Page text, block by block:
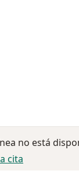
no está
cita